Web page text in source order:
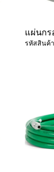
แผ่นกร
รหัสสินค้า